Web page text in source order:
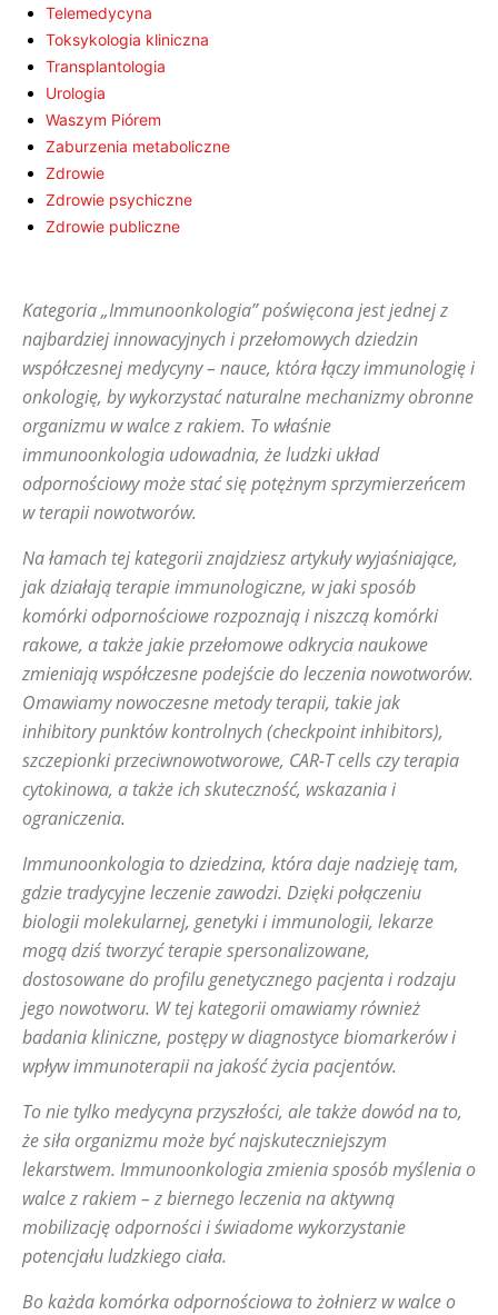
Telemedycyna
Toksykologia kliniczna
Transplantologia
Urologia
Waszym Piórem
Zaburzenia metaboliczne
Zdrowie
Zdrowie psychiczne
Zdrowie publiczne
Kategoria „Immunoonkologia” poświęcona jest jednej z
najbardziej innowacyjnych i przełomowych dziedzin
współczesnej medycyny – nauce, która łączy immunologię i
onkologię, by wykorzystać naturalne mechanizmy obronne
organizmu w walce z rakiem. To właśnie
immunoonkologia udowadnia, że ludzki układ
odpornościowy może stać się potężnym sprzymierzeńcem
w terapii nowotworów.
Na łamach tej kategorii znajdziesz artykuły wyjaśniające,
jak działają terapie immunologiczne, w jaki sposób
komórki odpornościowe rozpoznają i niszczą komórki
rakowe, a także jakie przełomowe odkrycia naukowe
zmieniają współczesne podejście do leczenia nowotworów.
Omawiamy nowoczesne metody terapii, takie jak
inhibitory punktów kontrolnych (checkpoint inhibitors),
szczepionki przeciwnowotworowe, CAR-T cells czy terapia
cytokinowa, a także ich skuteczność, wskazania i
ograniczenia.
Immunoonkologia to dziedzina, która daje nadzieję tam,
gdzie tradycyjne leczenie zawodzi. Dzięki połączeniu
biologii molekularnej, genetyki i immunologii, lekarze
mogą dziś tworzyć terapie spersonalizowane,
dostosowane do profilu genetycznego pacjenta i rodzaju
jego nowotworu. W tej kategorii omawiamy również
badania kliniczne, postępy w diagnostyce biomarkerów i
wpływ immunoterapii na jakość życia pacjentów.
To nie tylko medycyna przyszłości, ale także dowód na to,
że siła organizmu może być najskuteczniejszym
lekarstwem. Immunoonkologia zmienia sposób myślenia o
walce z rakiem – z biernego leczenia na aktywną
mobilizację odporności i świadome wykorzystanie
potencjału ludzkiego ciała.
Bo każda komórka odpornościowa to żołnierz w walce o